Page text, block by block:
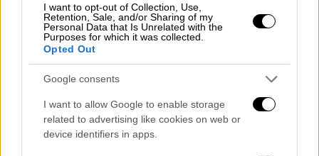
I want to opt-out of Collection, Use,
Retention, Sale, and/or Sharing of my
Personal Data that Is Unrelated with the
Purposes for which it was collected.
Opted Out
Google consents
I want to allow Google to enable storage
related to advertising like cookies on web or
device identifiers in apps.
αναπτυχθεί αποστολήμε εντολή να εγγυηθεί
την προστασία των αμάχων».
«Η σημερινή απόφαση προειδοποιεί τις
σουδανικές ένοπλες δυνάμεις και τις
Δυνάμεις Ταχείας Υποστήριξηςπως ο
κόσμος βλέπει»,πρόσθεσε.